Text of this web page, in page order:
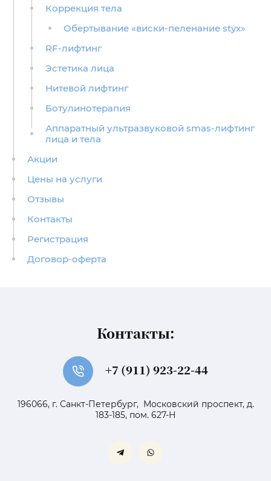
Коррекция тела
Обертывание «виски-пеленание styx»
RF-лифтинг
Эстетика лица
Нитевой лифтинг
Ботулинотерапия
Аппаратный ультразвуковой smas-лифтинг
лица и тела
Акции
Цены на услуги
Отзывы
Контакты
Регистрация
Договор-оферта
Контакты:
+7 (911) 923-22-44
196066, г. Санкт-Петербург, Московский проспект, д.
183-185, пом. 627-Н